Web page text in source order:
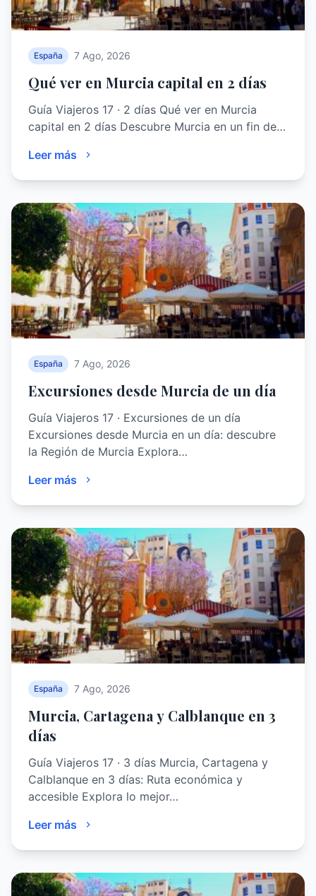
España 7 Ago, 2026
Qué ver en Murcia capital en 2 días
Guía Viajeros 17 · 2 días Qué ver en Murcia
capital en 2 días Descubre Murcia en un fin de…
Leer más
España 7 Ago, 2026
Excursiones desde Murcia de un día
Guía Viajeros 17 · Excursiones de un día
Excursiones desde Murcia en un día: descubre
la Región de Murcia Explora…
Leer más
España 7 Ago, 2026
Murcia, Cartagena y Calblanque en 3
días
Guía Viajeros 17 · 3 días Murcia, Cartagena y
Calblanque en 3 días: Ruta económica y
accesible Explora lo mejor…
Leer más